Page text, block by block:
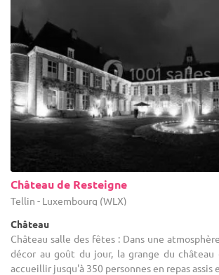
Château de Resteigne
Tellin - Luxembourg (WLX)
Château
Château salle des fêtes : Dans une
décor au goût du jour, la grange du château
accueillir jusqu'à 350 personnes en repas assis